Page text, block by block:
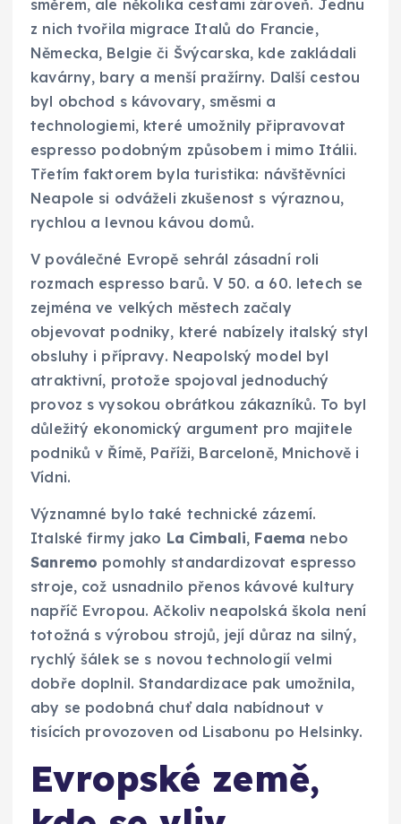
směrem, ale několika cestami zároveň. Jednu
z nich tvořila migrace Italů do Francie,
Německa, Belgie či Švýcarska, kde zakládali
kavárny, bary a menší pražírny. Další cestou
byl obchod s kávovary, směsmi a
technologiemi, které umožnily připravovat
espresso podobným způsobem i mimo Itálii.
Třetím faktorem byla turistika: návštěvníci
Neapole si odváželi zkušenost s výraznou,
rychlou a levnou kávou domů.
V poválečné Evropě sehrál zásadní roli
rozmach espresso barů. V 50. a 60. letech se
zejména ve velkých městech začaly
objevovat podniky, které nabízely italský styl
obsluhy i přípravy. Neapolský model byl
atraktivní, protože spojoval jednoduchý
provoz s vysokou obrátkou zákazníků. To byl
důležitý ekonomický argument pro majitele
podniků v Římě, Paříži, Barceloně, Mnichově i
Vídni.
Významné bylo také technické zázemí.
Italské firmy jako La Cimbali, Faema nebo
Sanremo pomohly standardizovat espresso
stroje, což usnadnilo přenos kávové kultury
napříč Evropou. Ačkoliv neapolská škola není
totožná s výrobou strojů, její důraz na silný,
rychlý šálek se s novou technologií velmi
dobře doplnil. Standardizace pak umožnila,
aby se podobná chuť dala nabídnout v
tisících provozoven od Lisabonu po Helsinky.
Evropské země,